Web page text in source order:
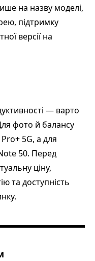
на назву моделі,
підтримку
версії на
— варто
фото й балансу
5G, а для
50. Перед
ціну,
та доступність